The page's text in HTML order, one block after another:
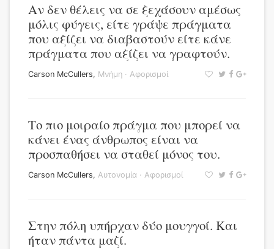
Αν δεν θέλεις να σε ξεχάσουν αμέσως
μόλις φύγεις, είτε γράψε πράγματα
που αξίζει να διαβαστούν είτε κάνε
πράγματα που αξίζει να γραφτούν.
Carson McCullers, Μνήμη · Αφορισμοί
Το πιο μοιραίο πράγμα που μπορεί να
κάνει ένας άνθρωπος είναι να
προσπαθήσει να σταθεί μόνος του.
Carson McCullers, Αυτονομία · Αφορισμοί
Στην πόλη υπήρχαν δύο μουγγοί. Και
ήταν πάντα μαζί.